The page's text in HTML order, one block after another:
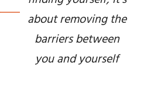
about removing the
barriers between
you and yourself